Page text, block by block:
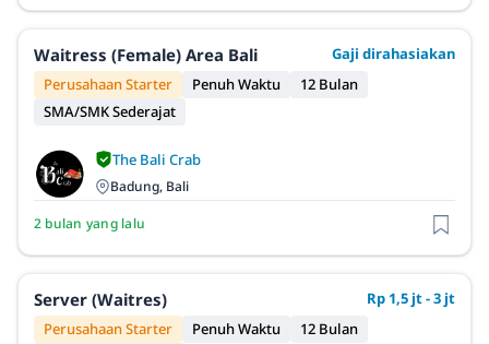
Waitress (Female) Area Bali
Gaji dirahasiakan
Perusahaan Starter
Penuh Waktu
12 Bulan
SMA/SMK Sederajat
The Bali Crab
Badung, Bali
2 bulan yang lalu
Server (Waitres)
Rp 1,5 jt - 3 jt
Perusahaan Starter
Penuh Waktu
12 Bulan